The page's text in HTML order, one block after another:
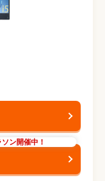
ン開催中！